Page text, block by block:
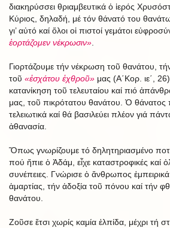
διακηρύσσει θριαμβευτικά ὁ ἱερός
Κύριος, δηλαδή, μέ τόν θάνατό του
γι’ αὐτό καί ὅλοι οἱ πιστοί γεμάτοι
ἑορτάζομεν νέκρωσιν»
Γιορτάζουμε τήν νέκρωση τοῦ θανάτου,
τοῦ «ἐσχάτου ἐχθροῦ» μας (Α΄Κορ. ιε΄,
κατανίκηση τοῦ τελευταίου καί πιό
μας, τοῦ πικρότατου θανάτου. Ὁ θάνατος
τελειωτικά καί θά βασιλεύει πλέον γιά
ἀθανασία.
Ὅπως γνωρίζουμε τό δηλητηριασμένο
πού ἤπιε ὁ Ἀδάμ, εἶχε καταστροφικές καί
συνέπειες. Γνώρισε ὁ ἄνθρωπος
ἁμαρτίας, τήν ἀδοξία τοῦ πόνου καί τήν
θανάτου.
Ζοῦσε ἔτσι χωρίς καμία ἐλπίδα, μέχρι τή